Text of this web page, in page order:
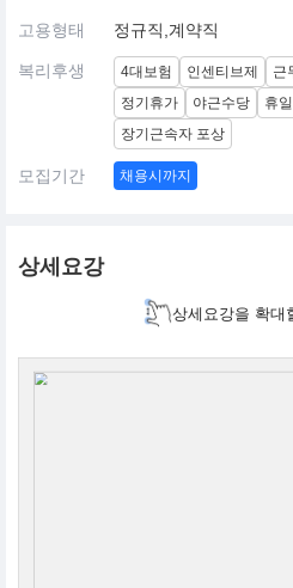
고용형태 정규직,계약직
복리후생 4대보험 인센티브제 근
정기휴가
야근수당 휴
장기근속자 포상
모집기간 채용시까지
상세요강
상세요강을 확대